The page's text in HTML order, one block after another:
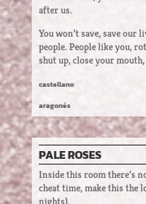
after us.
You won’t save, save our
people. People like you,
shut up, close your
castellano
aragonés
PALE ROSES
Inside this room there’s
cheat time, make this the
nights).